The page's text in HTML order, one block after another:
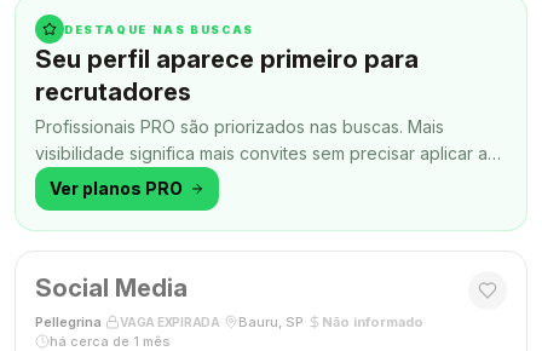
DESTAQUE NAS BUSCAS
Seu perfil aparece primeiro para
recrutadores
Profissionais PRO são priorizados nas buscas. Mais
visibilidade significa mais convites sem precisar aplicar a
todo momento.
Ver planos PRO
Social Media
Pellegrina VAGA EXPIRADA Bauru, SP Não informado
há cerca de 1 mês